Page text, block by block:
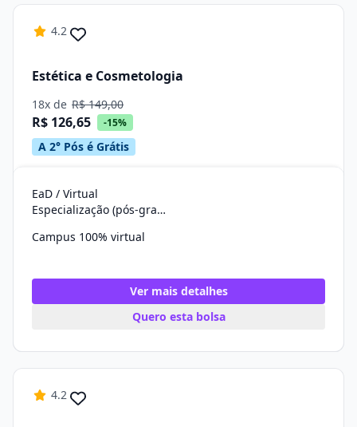
4.2
Estética e Cosmetologia
18x de R$ 149,00
R$ 126,65 -15%
A 2° Pós é Grátis
EaD / Virtual
Especialização (pós-graduação)
Campus 100% virtual
Ver mais detalhes
Quero esta bolsa
4.2